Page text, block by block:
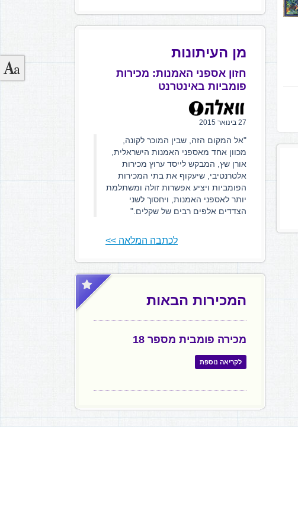
מן העיתונות
חזון אספני האמנות: מכירות
פומביות באינטרנט
27 בינואר 2015
"אל המקום הזה, שבין המוכר לקונה,
מכוון אחד מאספני האמנות הישראלית,
אורן שץ, המבקש לייסד ערוץ מכירות
אלטרנטיבי, שיעקוף את בתי המכירות
הפומביות ויציע אפשרות זולה ומשתלמת
יותר לאספני האמנות, ויחסוך לשני
הצדדים אלפים רבים של שקלים."
לכתבה המלאה >>
המכירות הבאות
מכירה פומבית מספר 18
לקריאה נוספת